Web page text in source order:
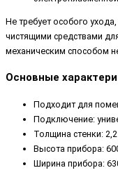
Не требует особого
чистящими средствами
механическим способом
Основные
Подходит для
Подключение:
Толщина стенки:
Высота прибора:
Ширина прибора: